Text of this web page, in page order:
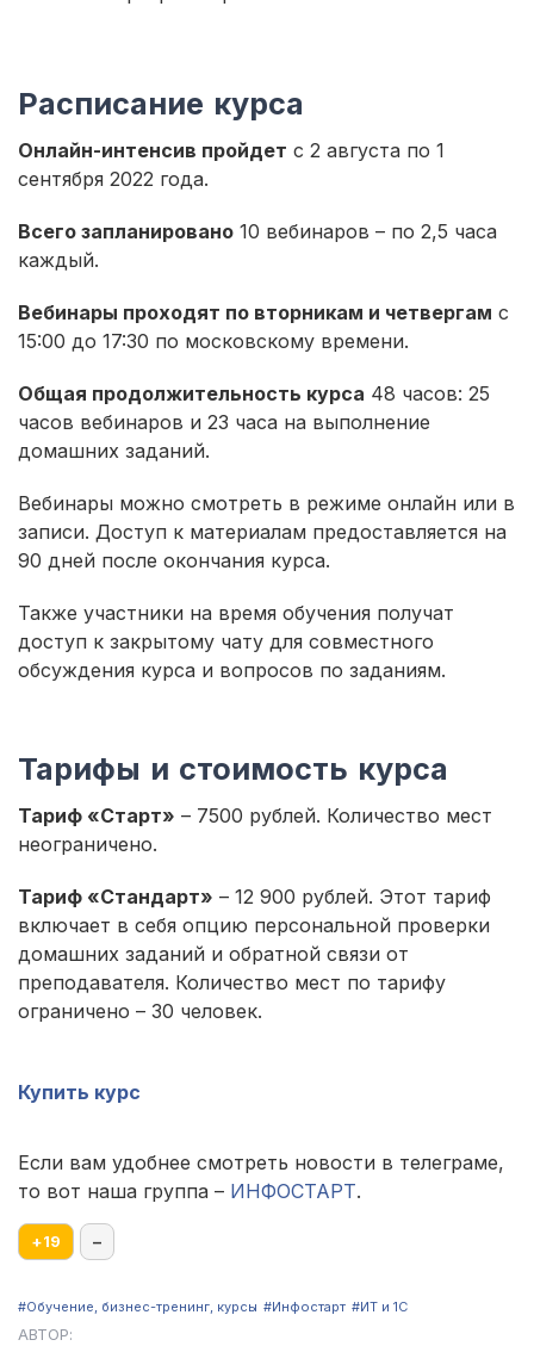
Расписание курса
Онлайн-интенсив пройдет с 2 августа по 1
сентября 2022 года.
Всего запланировано 10 вебинаров – по 2,5 часа
каждый.
Вебинары проходят по вторникам и четвергам с
15:00 до 17:30 по московскому времени.
Общая продолжительность курса 48 часов: 25
часов вебинаров и 23 часа на выполнение
домашних заданий.
Вебинары можно смотреть в режиме онлайн или в
записи. Доступ к материалам предоставляется на
90 дней после окончания курса.
Также участники на время обучения получат
доступ к закрытому чату для совместного
обсуждения курса и вопросов по заданиям.
Тарифы и стоимость курса
Тариф «Старт» – 7500 рублей. Количество мест
неограничено.
Тариф «Стандарт» – 12 900 рублей. Этот тариф
включает в себя опцию персональной проверки
домашних заданий и обратной связи от
преподавателя. Количество мест по тарифу
ограничено – 30 человек.
Купить курс
Если вам удобнее смотреть новости в телеграме,
то вот наша группа – ИНФОСТАРТ.
+19 –
#Обучение, бизнес-тренинг, курсы #Инфостарт #ИТ и 1С
АВТОР: